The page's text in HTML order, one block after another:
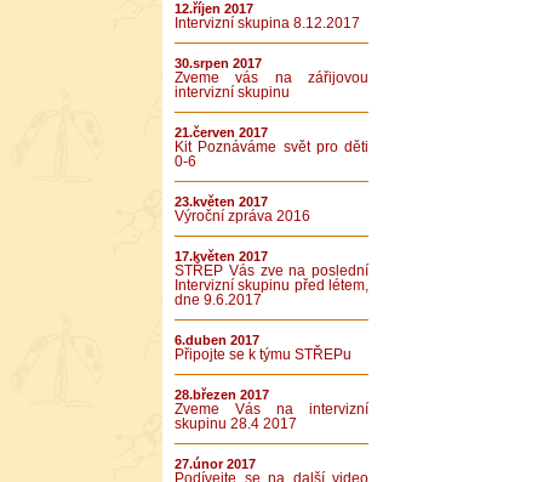
12.říjen 2017
Intervizní skupina 8.12.2017
30.srpen 2017
Zveme vás na zářijovou
intervizní skupinu
21.červen 2017
Kit Poznáváme svět pro děti
0-6
23.květen 2017
Výroční zpráva 2016
17.květen 2017
STŘEP Vás zve na poslední
Intervizní skupinu před létem,
dne 9.6.2017
6.duben 2017
Připojte se k týmu STŘEPu
28.březen 2017
Zveme Vás na intervizní
skupinu 28.4 2017
27.únor 2017
Podívejte se na další video